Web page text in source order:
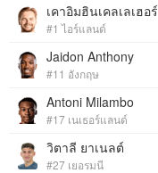
เคาอิมฮินเคลเลเฮอร์
#1 ไอร์แลนด์
Jaidon Anthony
#11 อังกฤษ
Antoni Milambo
#17 เนเธอร์แลนด์
วิตาลี ยาเนลต์
#27 เยอรมนี